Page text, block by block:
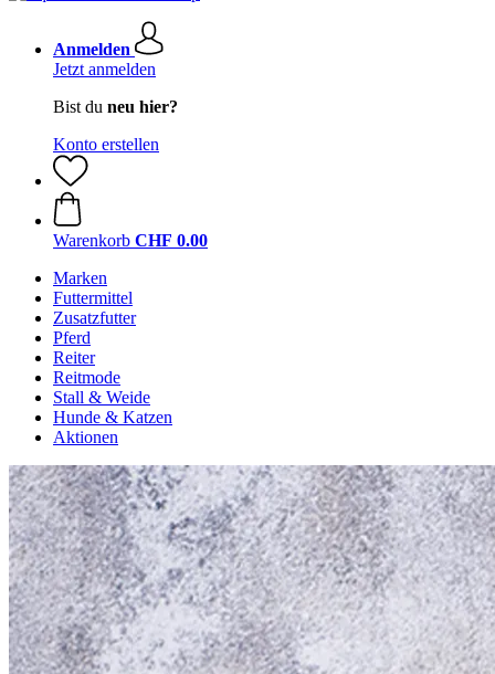
Anmelden
Jetzt anmelden
Bist du neu hier?
Konto erstellen
Warenkorb CHF 0.00
Marken
Futtermittel
Zusatzfutter
Pferd
Reiter
Reitmode
Stall & Weide
Hunde & Katzen
Aktionen